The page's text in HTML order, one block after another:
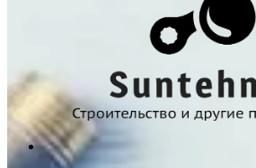
Поиск...